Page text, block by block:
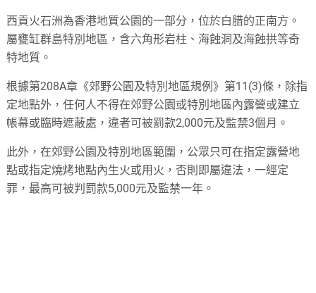
西貢火石洲為香港地質公園的一部分，位於白腊的正南方。
屬甕缸群島特別地區，含六角形岩柱、海蝕洞及海蝕拱等奇
特地質。
根據第208A章《郊野公園及特別地區規例》第11(3)條，除指
定地點外，任何人不得在郊野公園或特別地區內露營或建立
帳幕或臨時遮蔽處，違者可被罰款2,000元及監禁3個月。
此外，在郊野公園及特別地區範圍，公眾只可在指定露營地
點或指定燒烤地點內生火或用火，否則即屬違法，一經定
罪，最高可被判罰款5,000元及監禁一年。